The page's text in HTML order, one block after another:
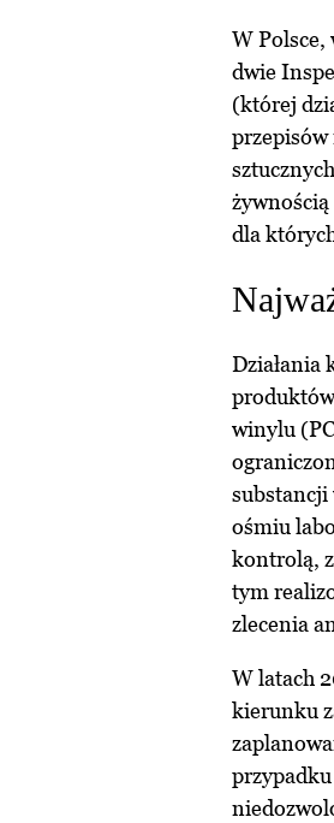
W Polsce,
dwie
(której
przepisów
dla
Działania
winylu
substancji
ośmiu
kontrolą,
tym
zlecenia
W latach
kierunku